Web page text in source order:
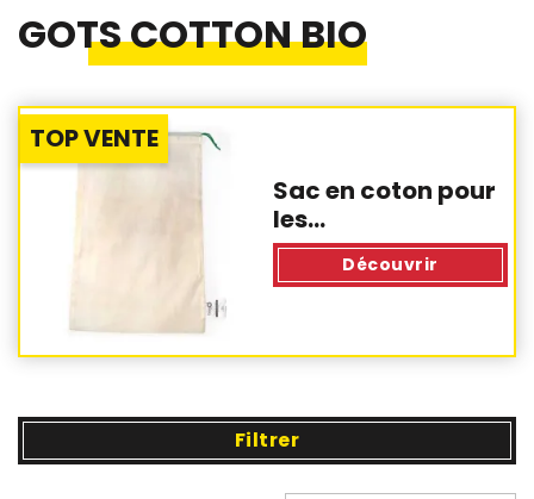
GOTS COTTON BIO
TOP VENTE
Sac en coton pour
les...
Découvrir
Filtrer